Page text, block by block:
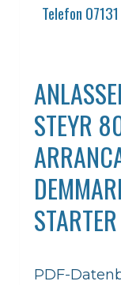
Telefon
STEYR
PDF-